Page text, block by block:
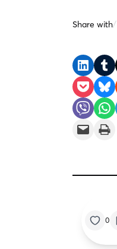
Share with/
Share on LinkedIn Share on Tumblr
Share on Pocket
Share on Bluesky
Share on Viber
Share on WhatsApp
Email this Page
Print this Page
0